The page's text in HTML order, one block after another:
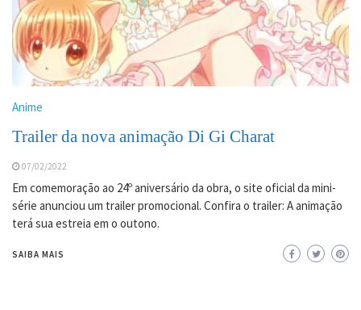
Anime
Trailer da nova animação Di Gi Charat
07/02/2022
Em comemoração ao 24º aniversário da obra, o site oficial da mini-
série anunciou um trailer promocional. Confira o trailer: A animação
terá sua estreia em o outono.
SAIBA MAIS